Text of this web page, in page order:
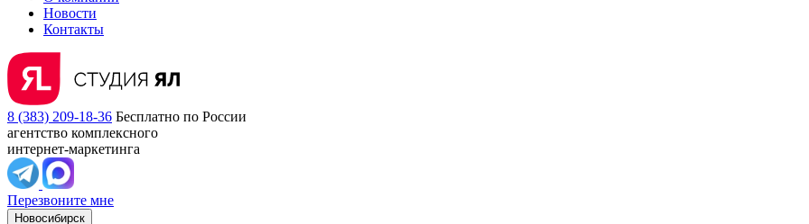
Новости
Контакты
8 (383) 209-18-36 Бесплатно по России
агентство комплексного
интернет-маркетинга
Перезвоните мне
Новосибирск